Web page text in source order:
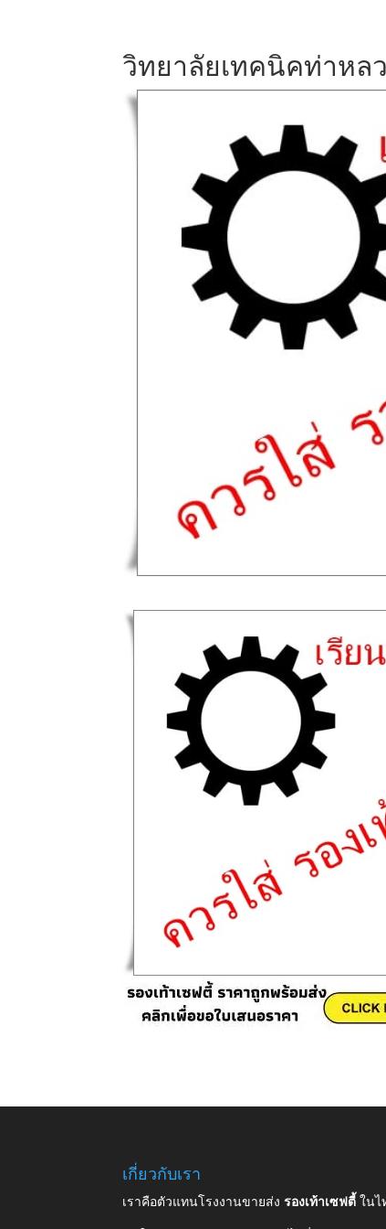
วิทยาลัยเทคนิคท่าหล
เกี่ยวกับเรา
เราคือตัวแทนโรงงานขายส่งรองเท้าเซฟตี้ในไ